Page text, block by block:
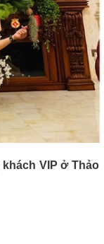
VIP ở Thảo